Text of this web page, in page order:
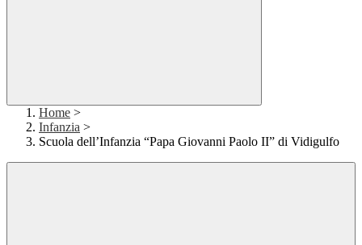
Home >
Infanzia >
Scuola dell’Infanzia “Papa Giovanni Paolo II” di Vidigulfo